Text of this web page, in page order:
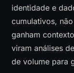
identidade e
cumulativos,
ganham
viram análises
de volume para